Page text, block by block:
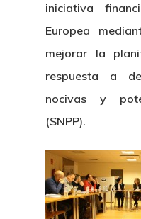
iniciativa
Europea
mejorar la
respuesta a
nocivas y
(SNPP).